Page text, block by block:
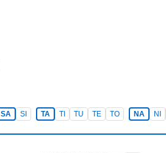
SA SI TA TI TU TE TO NA NI